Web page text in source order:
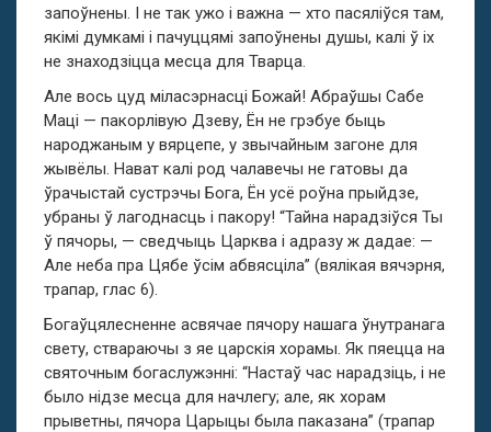
запоўнены. I не так ужо і важна — хто пасяліўся там,
якімі думкамі і пачуццямі запоўнены душы, калі ў іх
не знаходзіцца месца для Тварца.
Але вось цуд міласэрнасці Божай! Абраўшы Сабе
Маці — пакорлівую Дзеву, Ён не грэбуе быць
народжаным у вярцепе, у звычайным загоне для
жывёлы. Нават калі род чалавечы не гатовы да
ўрачыстай сустрэчы Бога, Ён усё роўна прыйдзе,
убраны ў лагоднасць і пакору! “Тайна нарадзіўся Ты
ў пячоры, — сведчыць Царква і адразу ж дадае: —
Але неба пра Цябе ўсім абвясціла” (вялікая вячэрня,
трапар, глас 6).
Богаўцялесненне асвячае пячору нашага ўнутранага
свету, ствараючы з яе царскія хорамы. Як пяецца на
святочным богаслужэнні: “Настаў час нарадзіць, і не
было нідзе месца для начлегу; але, як хорам
прыветны, пячора Царыцы была паказана” (трапар